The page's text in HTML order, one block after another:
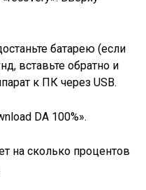
батарею (если
вставьте обратно и
к ПК через USB.
DA 100%».
на сколько процентов